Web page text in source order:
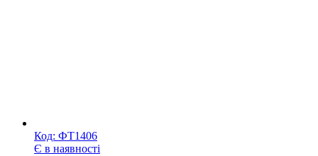
Код: ФТ1406
Є в наявності